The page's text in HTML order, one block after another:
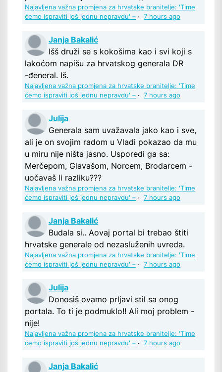
Najavljena važna promjena za hrvatske branitelje: 'Time
ćemo ispraviti još jednu nepravdu' – · 7 hours ago
Janja Bakalić
Išš druži se s kokošima kao i svi koji s
lakoćom napišu za hrvatskog generala DR
-đeneral. Iš.
Najavljena važna promjena za hrvatske branitelje: 'Time
ćemo ispraviti još jednu nepravdu' – · 7 hours ago
Julija
Generala sam uvažavala jako kao i sve,
ali je on svojim radom u Vladi pokazao da mu
u miru nije ništa jasno. Usporedi ga sa:
Merčepom, Glavašom, Norcem, Brodarcem -
uočavaš li razliku???
Najavljena važna promjena za hrvatske branitelje: 'Time
ćemo ispraviti još jednu nepravdu' – · 7 hours ago
Janja Bakalić
Budala si.. Aovaj portal bi trebao štiti
hrvatske generale od nezasluženih uvreda.
Najavljena važna promjena za hrvatske branitelje: 'Time
ćemo ispraviti još jednu nepravdu' – · 7 hours ago
Julija
Donosiš ovamo prljavi stil sa onog
portala. To ti je podmuklo!! Ali moj problem -
nije!
Najavljena važna promjena za hrvatske branitelje: 'Time
ćemo ispraviti još jednu nepravdu' – · 7 hours ago
Janja Bakalić